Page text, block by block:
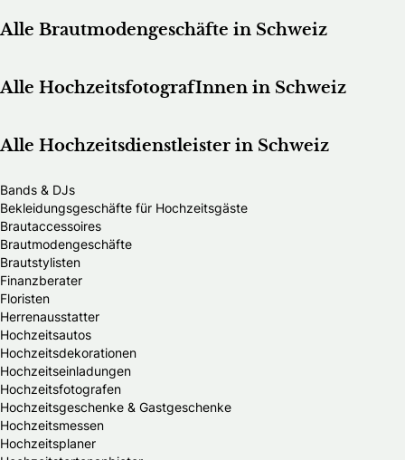
Alle Brautmodengeschäfte in Schweiz
Alle HochzeitsfotografInnen in Schweiz
Alle Hochzeitsdienstleister in Schweiz
Bands & DJs
Bekleidungsgeschäfte für Hochzeitsgäste
Brautaccessoires
Brautmodengeschäfte
Brautstylisten
Finanzberater
Floristen
Herrenausstatter
Hochzeitsautos
Hochzeitsdekorationen
Hochzeitseinladungen
Hochzeitsfotografen
Hochzeitsgeschenke & Gastgeschenke
Hochzeitsmessen
Hochzeitsplaner